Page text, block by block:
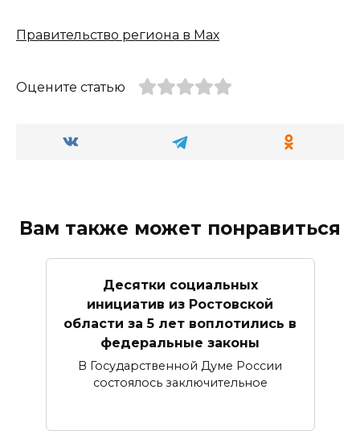
Правительство региона в Мах
Оцените статью
Вам также может понравиться
Десятки социальных
инициатив из Ростовской
области за 5 лет воплотились в
федеральные законы
В Государственной Думе России
состоялось заключительное